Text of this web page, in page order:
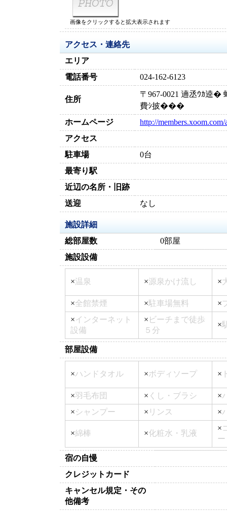
画像をクリックすると拡大表示されます
アクセス・連絡先
エリア
電話番号
024-162-6123
住所
〒967-0021 遖丞ｳｶ逵�
費ｼ披���
ホームページ
http://
アクセス
駐車場
0台
最寄り駅
近辺の名所・旧跡
送迎
なし
施設詳細
総部屋数
0部屋
施設設備
×温泉 ×源泉かけ流し ×
×全館禁煙 ×駐車場無料 ×
×インターネット
設備
× ビーチまで徒歩
５分
×
部屋設備
×ハンドタオル ×ボディソープ ×
×羽毛布団 × くし・ブラシ ×
×シャンプー × リンス ×
×綿棒 ×化粧水・乳液
×
ー
宿の自慢
クレジットカード
キャンセル規定・その
他備考